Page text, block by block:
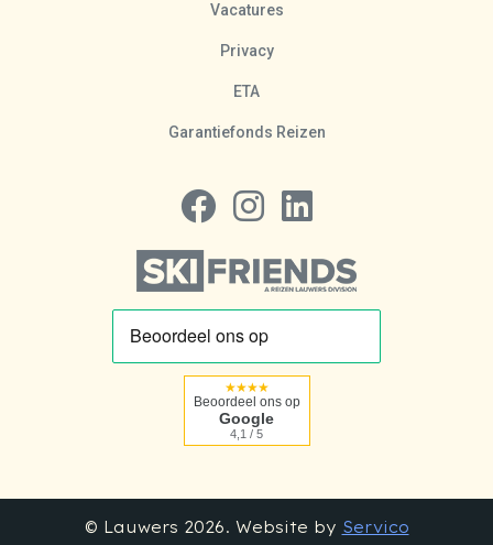
Vacatures
Privacy
ETA
Garantiefonds Reizen
Volg ons op Facebook
Volg ons op Instagram
Volg ons op LinkedIn
★★★★
Beoordeel ons op
Google
4,1 / 5
© Lauwers 2026. Website by Servico